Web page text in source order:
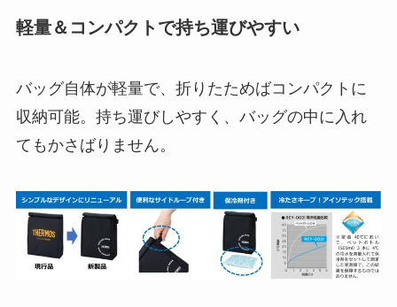
軽量＆コンパクトで持ち運びやすい
バッグ自体が軽量で、折りたためばコンパクトに
収納可能。持ち運びしやすく、バッグの中に入れ
てもかさばりません。